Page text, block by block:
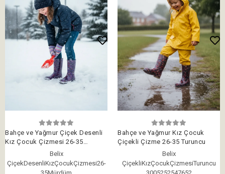
Bahçe ve Yağmur Çiçek Desenli
Kız Çocuk Çizmesi 26-35
Belix
ÇiçekDesenliKızÇocukÇizmesi26-
Bahçe ve Yağmur Kız Çocuk
Çiçekli Çizme 26-35 Turuncu
Belix
ÇiçekliKızÇocukÇizmesiTuruncu